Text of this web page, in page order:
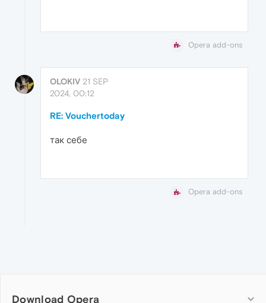
Opera add-ons
OLOKIV 21 SEP
2024, 00:12
RE: Vouchertoday
так себе
Opera add-ons
Download Opera